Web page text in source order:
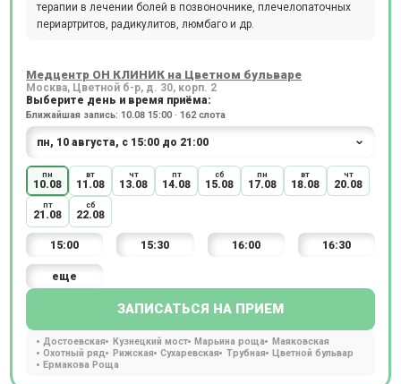
терапии в лечении болей в позвоночнике, плечелопаточных
периартритов, радикулитов, люмбаго и др.
Медцентр ОН КЛИНИК на Цветном бульваре
Москва, Цветной б-р, д. 30, корп. 2
Выберите день и время приёма:
Ближайшая запись: 10.08 15:00 · 162 слота
пн
10.08
вт
11.08
чт
13.08
пт
14.08
сб
15.08
пн
17.08
вт
18.08
чт
20.08
пт
21.08
сб
22.08
15:00 15:30 16:00 16:30
еще
ЗАПИСАТЬСЯ НА ПРИЕМ
Достоевская Кузнецкий мост Марьина роща
Маяковская
Охотный ряд
Рижская Сухаревская Трубная
Цветной бульвар
Ермакова Роща